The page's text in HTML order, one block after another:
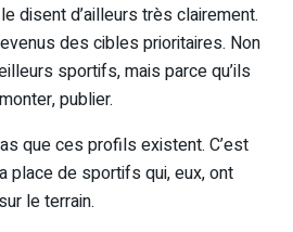
disent d’ailleurs très clairement.
des cibles prioritaires. Non
sportifs, mais parce qu’ils
publier.
que ces profils existent. C’est
place de sportifs qui, eux, ont
le terrain.